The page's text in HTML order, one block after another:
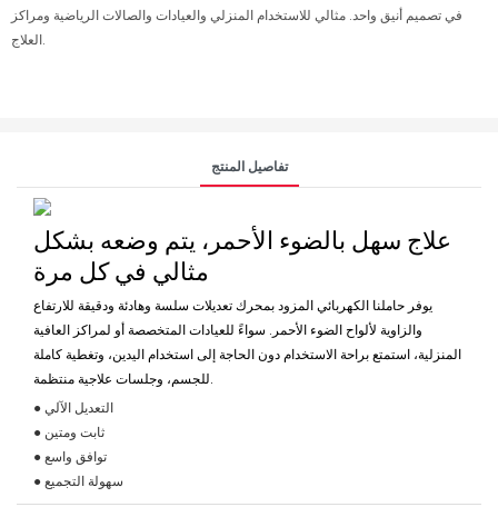
في تصميم أنيق واحد. مثالي للاستخدام المنزلي والعيادات والصالات الرياضية ومراكز
العلاج.
تفاصيل المنتج
علاج سهل بالضوء الأحمر، يتم وضعه بشكل
مثالي في كل مرة
يوفر حاملنا الكهربائي المزود بمحرك تعديلات سلسة وهادئة ودقيقة للارتفاع
والزاوية لألواح الضوء الأحمر. سواءً للعيادات المتخصصة أو لمراكز العافية
المنزلية، استمتع براحة الاستخدام دون الحاجة إلى استخدام اليدين، وتغطية كاملة
للجسم، وجلسات علاجية منتظمة.
● التعديل الآلي
● ثابت ومتين
● توافق واسع
● سهولة التجميع